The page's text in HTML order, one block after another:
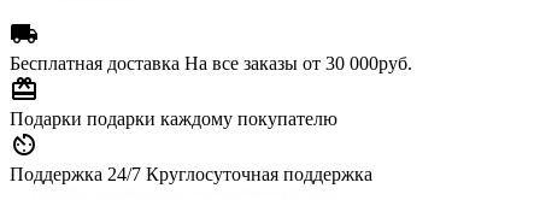

Бесплатная доставка На все заказы от 30 000руб.

Подарки подарки каждому покупателю

Поддержка 24/7 Круглосуточная поддержка